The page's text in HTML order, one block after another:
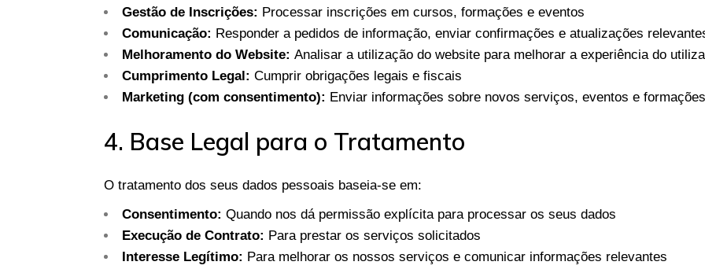
Gestão de Inscrições: Processar inscrições em cursos, formações e eventos
Comunicação: Responder a pedidos de informação, enviar confirmações e atualizações
Melhoramento do Website: Analisar a utilização do website para melhorar a experiência do
Cumprimento Legal: Cumprir obrigações legais e fiscais
Marketing (com consentimento): Enviar informações sobre novos serviços, eventos e formações
4. Base Legal para o Tratamento
O tratamento dos seus dados pessoais baseia-se em:
Consentimento: Quando nos dá permissão explícita para processar os seus dados
Execução de Contrato: Para prestar os serviços solicitados
Interesse Legítimo: Para melhorar os nossos serviços e comunicar informações relevantes